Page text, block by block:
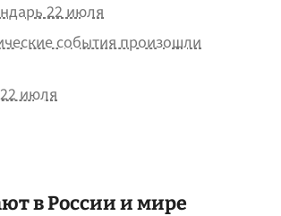
22 июля
события произошли
июля
в России и мире